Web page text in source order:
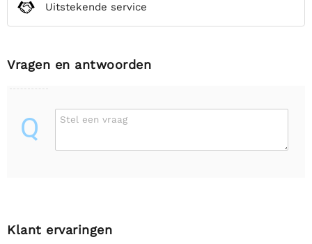
Uitstekende service
Vragen en antwoorden
Q Stel een vraag
Klant ervaringen